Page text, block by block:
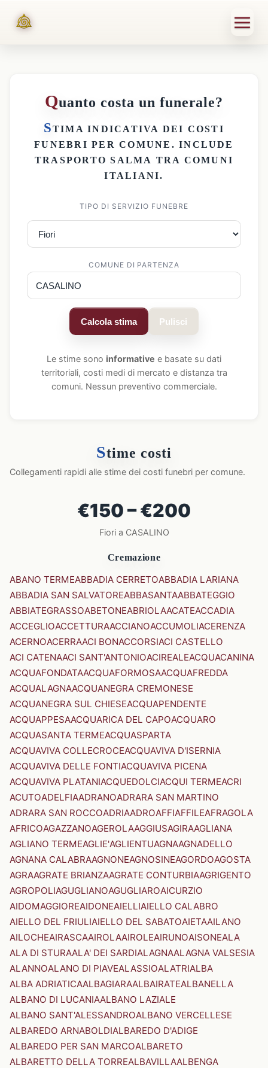
Quanto costa un funerale?
STIMA INDICATIVA DEI COSTI
FUNEBRI PER COMUNE . INCLUDE
TRASPORTO SALMA TRA COMUNI
ITALIANI.
TIPO DI SERVIZIO FUNEBRE
COMUNE DI PARTENZA
Calcola stima Pulisci
Le stime sono informative e basate su dati
territoriali, costi medi di mercato e distanza tra
comuni. Nessun preventivo commerciale.
Stime costi
Collegamenti rapidi alle stime dei costi funebri per comune.
€150 – €200
Fiori a CASALINO
Cremazione
ABANO TERMEABBADIA CERRETOABBADIA LARIANA
ABBADIA SAN SALVATOREABBASANTAABBATEGGIO
ABBIATEGRASSOABETONEABRIOLAACATEACCADIA
ACCEGLIOACCETTURAACCIANOACCUMOLIACERENZA
ACERNOACERRAACI BONACCORSIACI CASTELLO
ACI CATENAACI SANT'ANTONIOACIREALEACQUACANINA
ACQUAFONDATAACQUAFORMOSAACQUAFREDDA
ACQUALAGNAACQUANEGRA CREMONESE
ACQUANEGRA SUL CHIESEACQUAPENDENTE
ACQUAPPESAACQUARICA DEL CAPOACQUARO
ACQUASANTA TERMEACQUASPARTA
ACQUAVIVA COLLECROCEACQUAVIVA D'ISERNIA
ACQUAVIVA DELLE FONTIACQUAVIVA PICENA
ACQUAVIVA PLATANIACQUEDOLCIACQUI TERMEACRI
ACUTOADELFIAADRANOADRARA SAN MARTINO
ADRARA SAN ROCCOADRIAADROAFFIAFFILEAFRAGOLA
AFRICOAGAZZANOAGEROLAAGGIUSAGIRAAGLIANA
AGLIANO TERMEAGLIE'AGLIENTUAGNAAGNADELLO
AGNANA CALABRAAGNONEAGNOSINEAGORDOAGOSTA
AGRAAGRATE BRIANZAAGRATE CONTURBIAAGRIGENTO
AGROPOLIAGUGLIANOAGUGLIAROAICURZIO
AIDOMAGGIOREAIDONEAIELLIAIELLO CALABRO
AIELLO DEL FRIULIAIELLO DEL SABATOAIETAAILANO
AILOCHEAIRASCAAIROLAAIROLEAIRUNOAISONEALA
ALA DI STURAALA' DEI SARDIALAGNAALAGNA VALSESIA
ALANNOALANO DI PIAVEALASSIOALATRIALBA
ALBA ADRIATICAALBAGIARAALBAIRATEALBANELLA
ALBANO DI LUCANIAALBANO LAZIALE
ALBANO SANT'ALESSANDROALBANO VERCELLESE
ALBAREDO ARNABOLDIALBAREDO D'ADIGE
ALBAREDO PER SAN MARCOALBARETO
ALBARETTO DELLA TORREALBAVILLAALBENGA